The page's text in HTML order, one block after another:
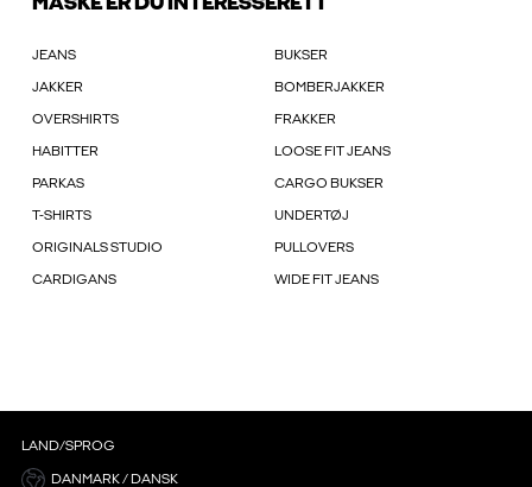
JEANS BUKSER
JAKKER BOMBERJAKKER
OVERSHIRTS FRAKKER
HABITTER LOOSE FIT JEANS
PARKAS CARGO BUKSER
T-SHIRTS UNDERTØJ
ORIGINALS STUDIO PULLOVERS
CARDIGANS WIDE FIT JEANS
LAND/SPROG
DANMARK / DANSK